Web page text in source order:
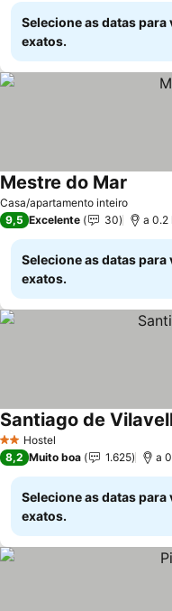
Selecione as datas para
exatos.
Casa/apartamento inteiro
Mestre do Mar
9,5 Excelente 30 a 0.2
Selecione as datas para
exatos.
2 Estrelas
Hostel
Santiago de
8,2 Muito boa 1.625 a
Selecione as datas para
exatos.